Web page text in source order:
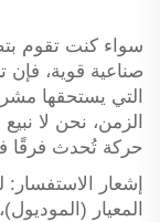
سواء كنت تقوم
صناعية قوية، فإن
التي يستحقها
الزمن، نحن لا
حركة تُحدث فرقًا
إشعار
المعيار